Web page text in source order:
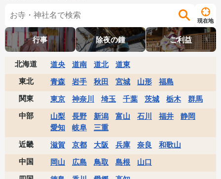
現在地
行事 除夜の鐘 ご利益
北海道 道央 道南 道北
道東
東北
青森 岩手 秋田 宮城 山形
福島
関東
東京 神奈川 埼玉 千葉 茨城 栃木
群馬
中部
山梨 長野 新潟 富山 石川 福井
静岡
愛知
岐阜
三重
近畿
滋賀 京都 大阪 兵庫 奈良
和歌山
中国
岡山 広島 鳥取 島根
山口